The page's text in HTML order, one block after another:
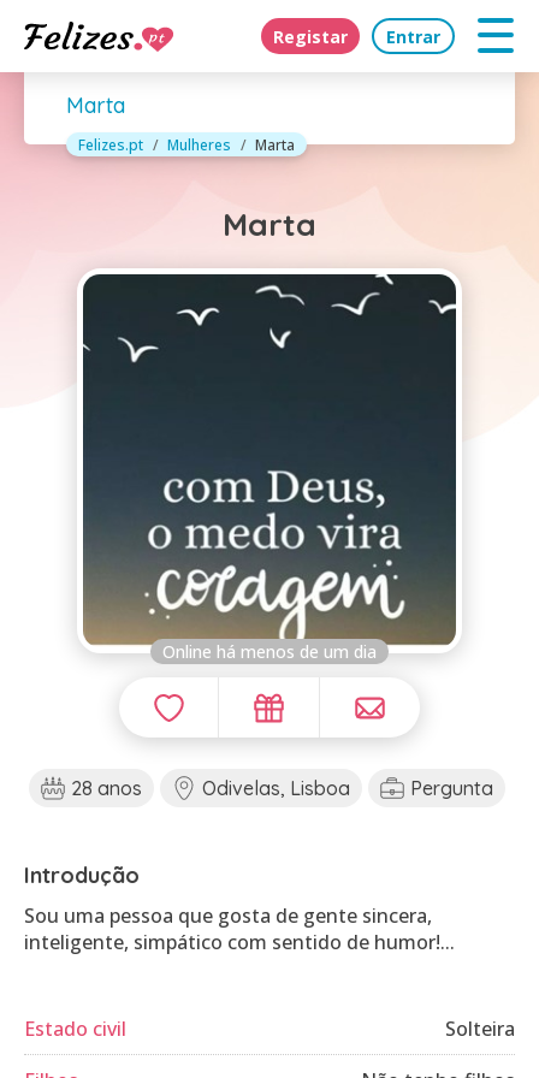
Registar Entrar
Marta
Felizes.pt Mulheres Marta
Marta
Online há menos de um dia
28 anos Odivelas, Lisboa Pergunta
Introdução
Sou uma pessoa que gosta de gente sincera,
inteligente, simpático com sentido de humor!...
Estado civil
Solteira